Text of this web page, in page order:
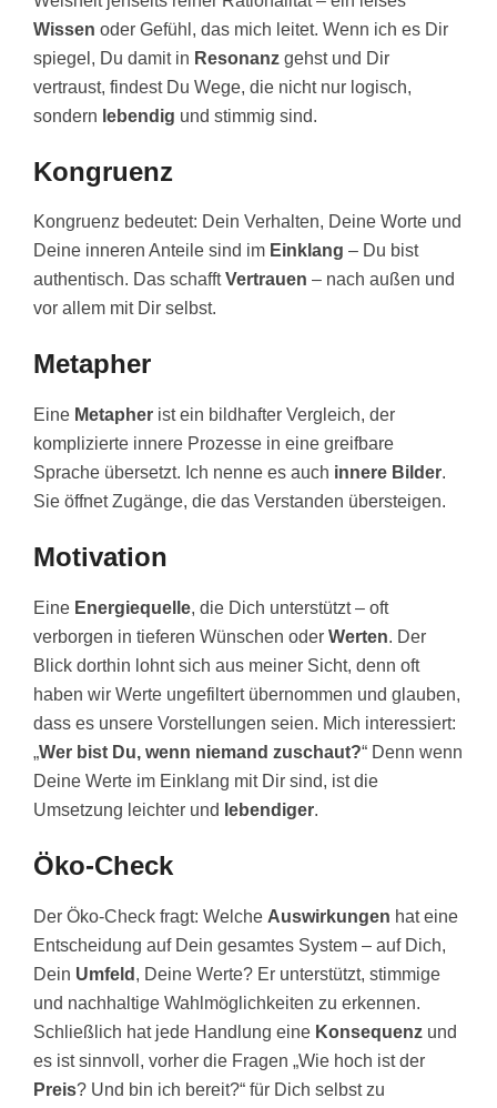
Wissen oder Gefühl, das mich leitet. Wenn ich es Dir
spiegel, Du damit in Resonanz gehst und Dir
vertraust, findest Du Wege, die nicht nur logisch,
sondern lebendig und stimmig sind.
Kongruenz
Kongruenz bedeutet: Dein Verhalten, Deine Worte und
Deine inneren Anteile sind im Einklang – Du bist
authentisch. Das schafftVertrauen – nach außen und
vor allem mit Dir selbst.
Metapher
Eine Metapher ist ein bildhafter Vergleich, der
komplizierte innere Prozesse in eine greifbare
Sprache übersetzt. Ich nenne es auch innere Bilder.
Sie öffnet Zugänge, die das Verstanden übersteigen.
Motivation
Eine Energiequelle, die Dich unterstützt – oft
verborgen in tieferen Wünschen oder Werten. Der
Blick dorthin lohnt sich aus meiner Sicht, denn oft
haben wir Werte ungefiltert übernommen und glauben,
dass es unsere Vorstellungen seien. Mich interessiert:
„Wer bist Du, wenn niemand zuschaut?“ Denn wenn
Deine Werte im Einklang mit Dir sind, ist die
Umsetzung leichter und lebendiger.
Öko-Check
Der Öko-Check fragt: Welche Auswirkungen hat eine
Entscheidung auf Dein gesamtes System – auf Dich,
Dein Umfeld , Deine Werte? Er unterstützt, stimmige
und nachhaltige Wahlmöglichkeiten zu erkennen.
Schließlich hat jede Handlung eine Konsequenz und
es ist sinnvoll, vorher die Fragen „Wie hoch ist der
Preis? Und bin ich bereit?“ für Dich selbst zu